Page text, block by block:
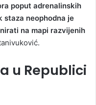
poput adrenalinskih
staza neophodna je
na mapi razvijenih
u Republici